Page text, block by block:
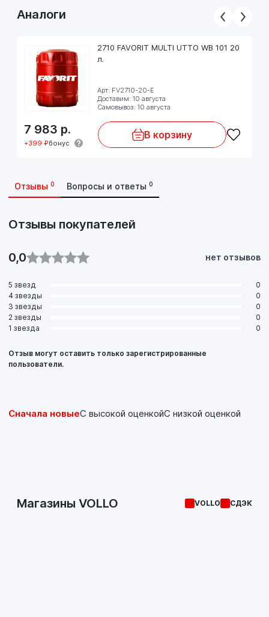
Аналоги
2710 FAVORIT MULTI UTTO WB 101 20
л.
Арт: FV2710-20-E
Доставим: 10 августа
Самовывоз: 10 августа
7 983 р.
+399 ₽бонус
В корзину
Отзывы 0 Вопросы и ответы 0
Отзывы покупателей
0,0 нет отзывов
5 звезд
0
4 звезды
0
3 звезды
0
2 звезды
0
1 звезда
0
Отзыв могут оставить только зарегистрированные
пользователи.
Сначала новыеС высокой оценкойС низкой оценкой
Магазины VOLLO VOLLO СДЭК